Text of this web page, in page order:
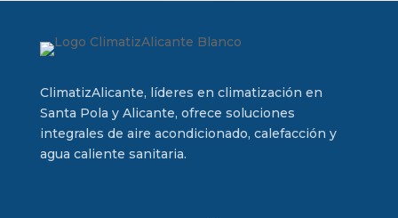
ClimatizAlicante, líderes en climatización en
Santa Pola y Alicante, ofrece soluciones
integrales de aire acondicionado, calefacción y
agua caliente sanitaria.